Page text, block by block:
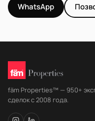
WhatsApp
fäm Properties™ — 950+
сделок с 2008 года.